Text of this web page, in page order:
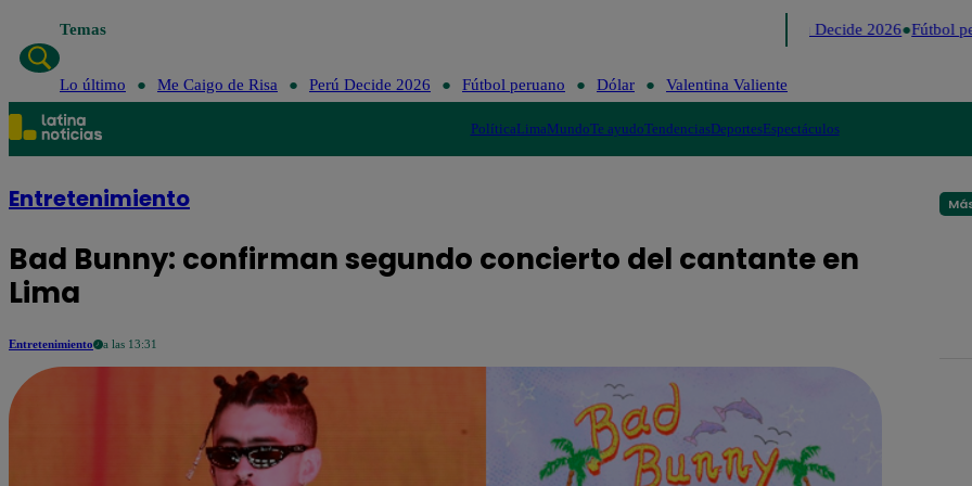
Temas Perú Decide 2026 Fútbol
Lo último Me Caigo de Risa Perú Decide 2026 Fútbol peruano Dólar Valentina Valiente
PolíticaLimaMundoTe ayudoTendenciasDeportesEspectáculos
Entretenimiento
Bad Bunny: confirman segundo concierto del cantante en
Lima
Entretenimiento a las 13:31